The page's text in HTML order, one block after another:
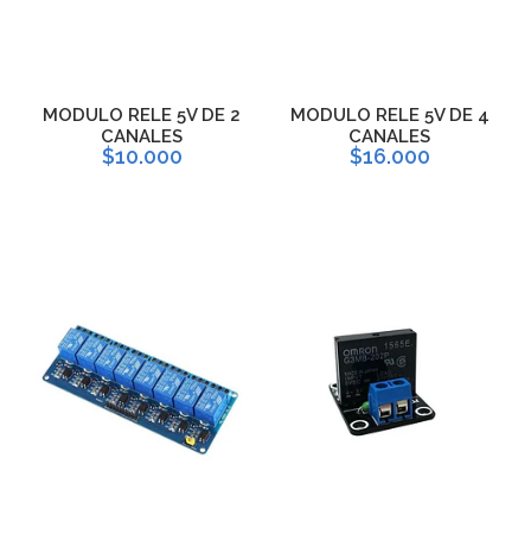
MODULO RELE 5V DE 2
CANALES
$10.000
MODULO RELE 5V DE 4
CANALES
$16.000